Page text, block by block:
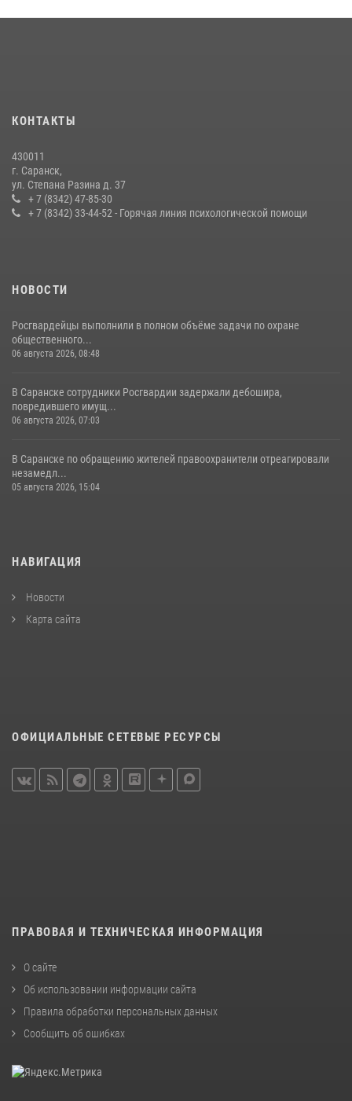
содействии сотрудников Росгвардии
Сотрудники Росгвардии обеспечили безопасность Всероссийского
конкурса профмастерства в Саранске
23 июля 2026, 11:54 4
КОНТАКТЫ
430011
г. Саранск,
ул. Степана Разина д. 37
+ 7 (8342) 47-85-30
+ 7 (8342) 33-44-52 - Горячая линия психологической помощи
НОВОСТИ
Росгвардейцы выполнили в полном объёме задачи по охране
общественного...
06 августа 2026, 08:48
В Саранске сотрудники Росгвардии задержали дебошира,
повредившего имущ...
06 августа 2026, 07:03
В Саранске по обращению жителей правоохранители отреагировали
незамедл...
05 августа 2026, 15:04
НАВИГАЦИЯ
Новости
Карта сайта
ОФИЦИАЛЬНЫЕ СЕТЕВЫЕ РЕСУРСЫ
ПРАВОВАЯ И ТЕХНИЧЕСКАЯ ИНФОРМАЦИЯ
О сайте
Об использовании информации сайта
Правила обработки персональных данных
Сообщить об ошибках